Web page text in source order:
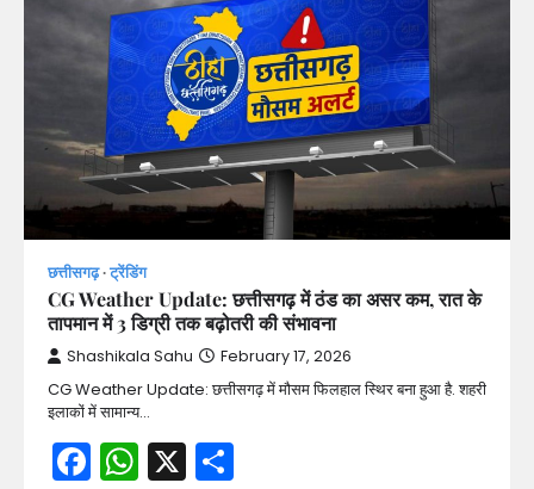
छत्तीसगढ़ ट्रेंडिंग
CG Weather Update: छत्तीसगढ़ में ठंड का असर कम, रात के
तापमान में 3 डिग्री तक बढ़ोतरी की संभावना
Shashikala Sahu February 17, 2026
CG Weather Update: छत्तीसगढ़ में मौसम फिलहाल स्थिर बना हुआ है. शहरी
इलाकों में सामान्य…
Facebook
WhatsApp
X